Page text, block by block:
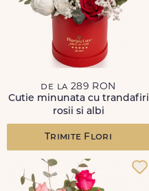
de la 289 RON
Cutie minunata cu trandafiri
rosii si albi
Trimite Flori